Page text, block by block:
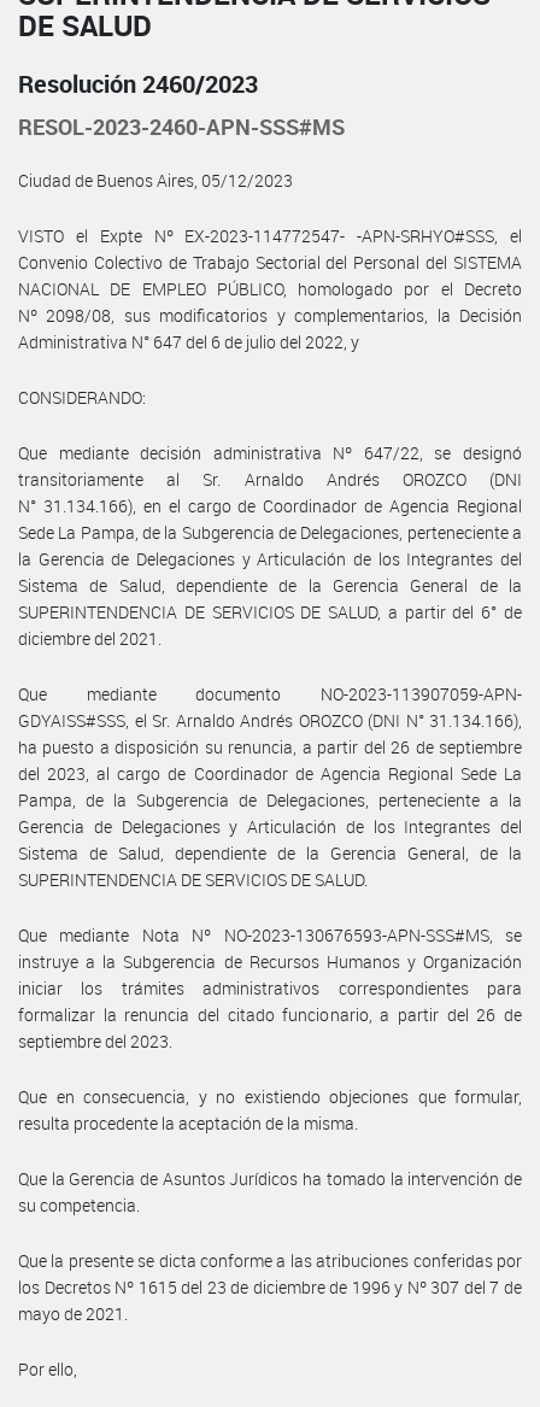
DE SALUD
Resolución 2460/2023
RESOL-2023-2460-APN-SSS#MS
Ciudad de Buenos Aires, 05/12/2023
VISTO el Expte Nº EX-2023-114772547- -APN-SRHYO#SSS, el
Convenio Colectivo de Trabajo Sectorial del Personal del SISTEMA
NACIONAL DE EMPLEO PÚBLICO, homologado por el Decreto
Nº 2098/08, sus modificatorios y complementarios, la Decisión
Administrativa N° 647 del 6 de julio del 2022, y
CONSIDERANDO:
Que mediante decisión administrativa Nº 647/22, se designó
transitoriamente al Sr. Arnaldo Andrés OROZCO (DNI
N° 31.134.166), en el cargo de Coordinador de Agencia Regional
Sede La Pampa, de la Subgerencia de Delegaciones, perteneciente a
la Gerencia de Delegaciones y Articulación de los Integrantes del
Sistema de Salud, dependiente de la Gerencia General de la
SUPERINTENDENCIA DE SERVICIOS DE SALUD, a partir del 6° de
diciembre del 2021.
Que mediante documento NO-2023-113907059-APN-
GDYAISS#SSS, el Sr. Arnaldo Andrés OROZCO (DNI N° 31.134.166),
ha puesto a disposición su renuncia, a partir del 26 de septiembre
del 2023, al cargo de Coordinador de Agencia Regional Sede La
Pampa, de la Subgerencia de Delegaciones, perteneciente a la
Gerencia de Delegaciones y Articulación de los Integrantes del
Sistema de Salud, dependiente de la Gerencia General, de la
SUPERINTENDENCIA DE SERVICIOS DE SALUD.
Que mediante Nota Nº NO-2023-130676593-APN-SSS#MS, se
instruye a la Subgerencia de Recursos Humanos y Organización
iniciar los trámites administrativos correspondientes para
formalizar la renuncia del citado funcionario, a partir del 26 de
septiembre del 2023.
Que en consecuencia, y no existiendo objeciones que formular,
resulta procedente la aceptación de la misma.
Que la Gerencia de Asuntos Jurídicos ha tomado la intervención de
su competencia.
Que la presente se dicta conforme a las atribuciones conferidas por
los Decretos Nº 1615 del 23 de diciembre de 1996 y Nº 307 del 7 de
mayo de 2021.
Por ello,